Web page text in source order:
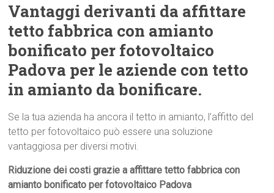
Vantaggi derivanti da affittare
tetto fabbrica con amianto
bonificato per fotovoltaico
Padova per le aziende con tetto
in amianto da bonificare.
Se la tua azienda ha ancora il tetto in amianto, l’affitto del
tetto per fotovoltaico può essere una soluzione
vantaggiosa per diversi motivi.
Riduzione dei costi grazie a affittare tetto fabbrica con
amianto bonificato per fotovoltaico Padova